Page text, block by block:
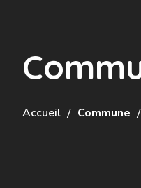
Accueil Commune